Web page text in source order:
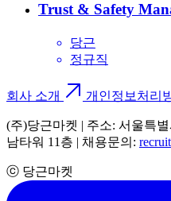
Trust & Safety
당근
정규직
회사 소개 개인정보처리
(주)당근마켓 | 주소: 서울특
남타워 11층 | 채용문의:
ⓒ 당근마켓